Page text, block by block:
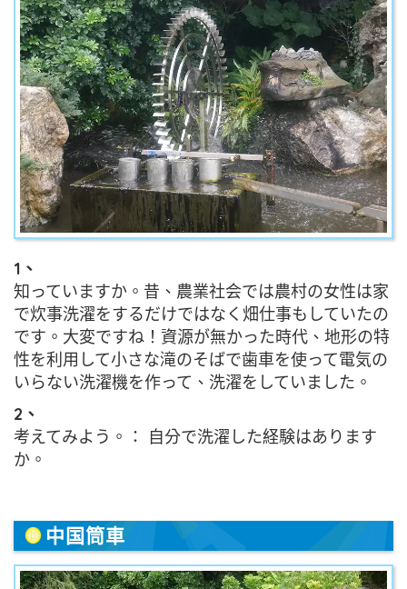
1、
知っていますか。昔、農業社会では農村の女性は家
で炊事洗濯をするだけではなく畑仕事もしていたの
です。大変ですね！資源が無かった時代、地形の特
性を利用して小さな滝のそばで歯車を使って電気の
いらない洗濯機を作って、洗濯をしていました。
2、
考えてみよう。： 自分で洗濯した経験はあります
か。
中国筒車